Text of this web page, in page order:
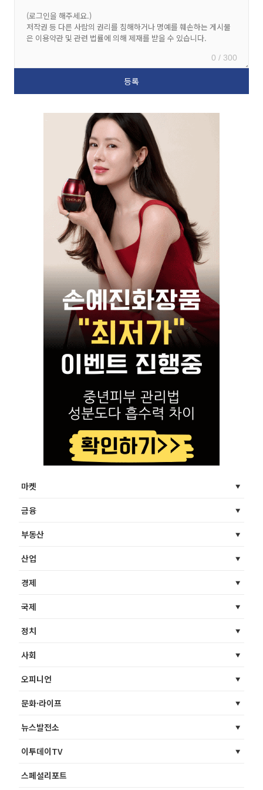
0 / 300
마켓
금융
부동산
산업
경제
국제
정치
사회
오피니언
문화·라이프
뉴스발전소
이투데이TV
스페셜리포트